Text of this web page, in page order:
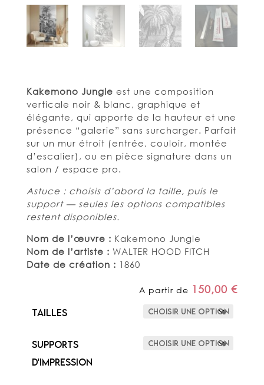
Kakemono Jungle est une composition
verticale noir & blanc, graphique et
élégante, qui apporte de la hauteur et une
présence “galerie” sans surcharger. Parfait
sur un mur étroit (entrée, couloir, montée
d’escalier), ou en pièce signature dans un
salon / espace pro.
Astuce : choisis d’abord la taille, puis le
support — seules les options compatibles
restent disponibles.
Nom de l’œuvre : Kakemono Jungle
Nom de l’artiste : WALTER HOOD FITCH
Date de création : 1860
A partir de 150,00€
Tailles
Supports
d'impression